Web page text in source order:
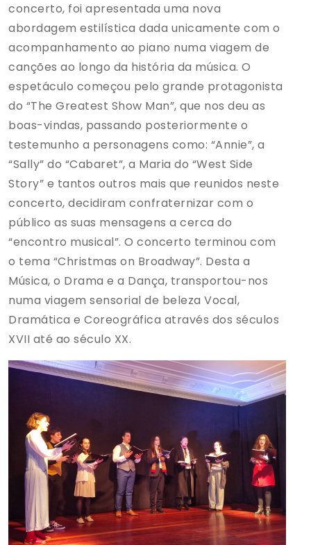
concerto, foi apresentada uma nova
abordagem estilística dada unicamente com o
acompanhamento ao piano numa viagem de
canções ao longo da história da música. O
espetáculo começou pelo grande protagonista
do “The Greatest Show Man”, que nos deu as
boas-vindas, passando posteriormente o
testemunho a personagens como: “Annie”, a
“Sally” do “Cabaret”, a Maria do “West Side
Story” e tantos outros mais que reunidos neste
concerto, decidiram confraternizar com o
público as suas mensagens a cerca do
“encontro musical”. O concerto terminou com
o tema “Christmas on Broadway”. Desta a
Música, o Drama e a Dança, transportou-nos
numa viagem sensorial de beleza Vocal,
Dramática e Coreográfica através dos séculos
XVII até ao século XX.